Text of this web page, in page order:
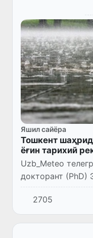
Яшил сайёра
Тошкент
ёғин тарихий
Uzb_Meteo
докторант (PhD)
маълум қилди.
2705